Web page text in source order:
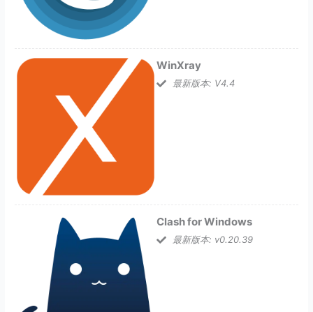
WinXray
最新版本: V4.4
Clash for Windows
最新版本: v0.20.39